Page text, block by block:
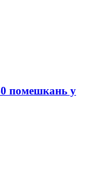
помешкань у